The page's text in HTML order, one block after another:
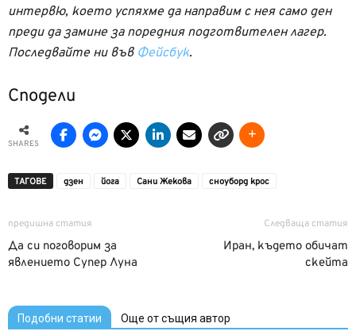
интервю, което успяхме да направим с нея само ден
преди да замине за поредния подготвителен лагер.
Последвайте ни във Фейсбук.
Сподели
SHARES
ТАГОВЕ дзен йога Сани Жекова сноуборд крос
предишна статия
Да си поговорим за
явлението Супер Луна
Следваща статия
Иран, където обичат
скейта
Подобни статии Още от същия автор